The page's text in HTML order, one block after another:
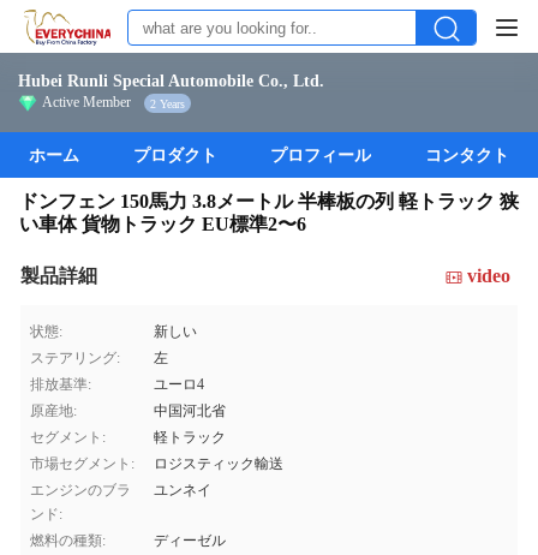
Hubei Runli Special Automobile Co., Ltd.
Active Member 2 Years
ホーム プロダクト プロフィール コンタクト
ドンフェン 150馬力 3.8メートル 半棒板の列 軽トラック 狭
い車体 貨物トラック EU標準2〜6
製品詳細 video
状態:
新しい
ステアリング:
左
排放基準:
ユーロ4
原産地:
中国河北省
セグメント:
軽トラック
市場セグメント:
ロジスティック輸送
エンジンのブラ
ンド:
ユンネイ
燃料の種類:
ディーゼル